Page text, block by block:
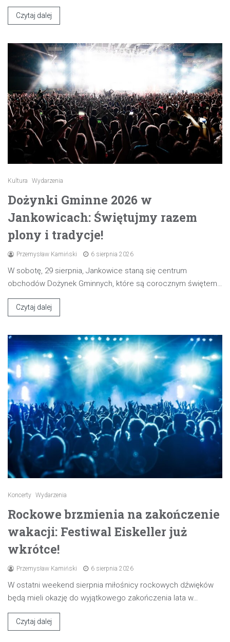
Czytaj dalej
Kultura Wydarzenia
Dożynki Gminne 2026 w
Jankowicach: Świętujmy razem
plony i tradycje!
Przemysław Kamiński 6 sierpnia 2026
W sobotę, 29 sierpnia, Jankowice staną się centrum
obchodów Dożynek Gminnych, które są corocznym świętem…
Czytaj dalej
Koncerty Wydarzenia
Rockowe brzmienia na zakończenie
wakacji: Festiwal Eiskeller już
wkrótce!
Przemysław Kamiński 6 sierpnia 2026
W ostatni weekend sierpnia miłośnicy rockowych dźwięków
będą mieli okazję do wyjątkowego zakończenia lata w…
Czytaj dalej